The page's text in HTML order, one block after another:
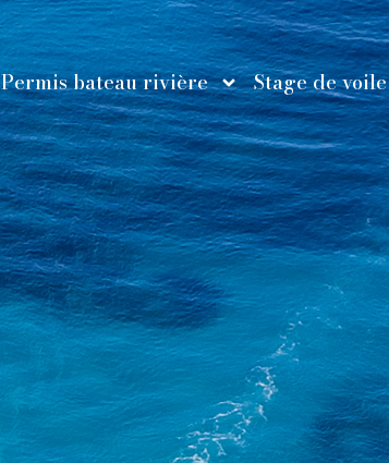
Permis bateau rivière Stage de voile